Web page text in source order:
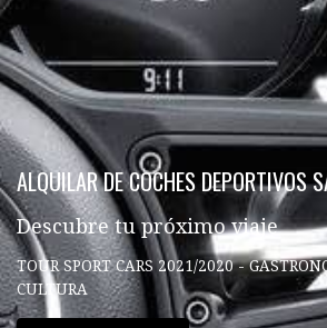
ALQUILAR DE COCHES DEPORTIVOS
Descubre tu próximo viaje
TOUR SPORT CARS 2021/2020 -
CULTURA